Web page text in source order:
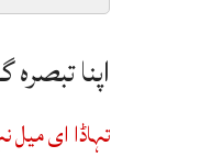
اپنا تبصرہ
تہاڈا ای میل